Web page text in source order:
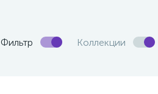
Фильтр Коллекции